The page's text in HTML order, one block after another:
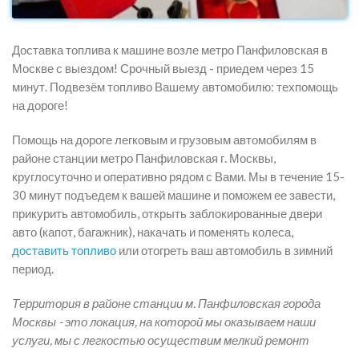
Доставка топлива к машине возле метро Панфиловская в
Москве с выездом! Срочный выезд - приедем через 15
минут. Подвезём топливо Вашему автомобилю: техпомощь
на дороге!
Помощь на дороге легковым и грузовым автомобилям в
районе станции метро Панфиловская г. Москвы,
круглосуточно и оперативно рядом с Вами. Мы в течение 15-
30 минут подъедем к вашей машине и поможем ее завести,
прикурить автомобиль, открыть заблокированные двери
авто (капот, багажник), накачать и поменять колеса,
доставить топливо или отогреть ваш автомобиль в зимний
период.
Территория в районе станции м. Панфиловская города
Москвы - это локация, на которой мы оказываем наши
услуги, мы с легкостью осуществим мелкий ремонт